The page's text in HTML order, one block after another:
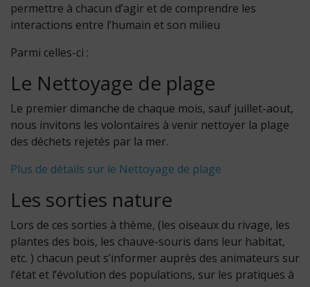
permettre à chacun d’agir et de comprendre les
interactions entre l’humain et son milieu
Parmi celles-ci :
Le Nettoyage de plage
Le premier dimanche de chaque mois, sauf juillet-aout,
nous invitons les volontaires à venir nettoyer la plage
des déchets rejetés par la mer.
Plus de détails sur le Nettoyage de plage
Les sorties nature
Lors de ces sorties à thème, (les oiseaux du rivage, les
plantes des bois, les chauve-souris dans leur habitat,
etc. ) chacun peut s’informer auprès des animateurs sur
l’état et l’évolution des populations, sur les pratiques à